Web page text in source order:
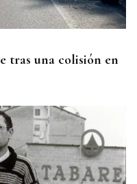
tras una colisión en